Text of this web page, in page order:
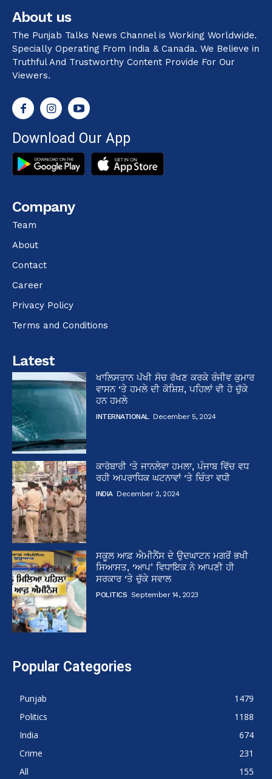
About us
The Punjab Talks News Channel is Working Worldwide.
Specially Operating From India & Canada. We Believe in
Truthful And Trustworthy Content Provide For Our
Viewers.
Download Our App
Company
Team
About
Contact
Career
Privacy Policy
Terms and Conditions
Latest
ਖਾਲਿਸਤਾਨ ਪੱਖੀ ਸੋਚ ਰੱਖਣ ਕਰਕੇ ਰੰਜੀਵ ਕੁਮਾਰ
ਵਾਸਨ ‘ਤੇ ਹਮਲੇ ਦੀ ਕੋਸ਼ਿਸ਼, ਪਹਿਲਾਂ ਵੀ ਹੋ ਚੁੱਕੇ
ਹਨ ਹਮਲੇ
INTERNATIONAL December 5, 2024
ਕਾਰੋਬਾਰੀ ‘ਤੇ ਜਾਨਲੇਵਾ ਹਮਲਾ, ਪੰਜਾਬ ਵਿੱਚ ਵਧ
ਰਹੀ ਅਪਰਾਧਿਕ ਘਟਨਾਵਾਂ ‘ਤੇ ਚਿੰਤਾ ਵਧੀ
INDIA December 2, 2024
ਸਕੂਲ ਆਫ਼ ਐਮੀਨੈਂਸ ਦੇ ਉਦਘਾਟਨ ਮਗਰੋਂ ਭਖੀ
ਸਿਆਸਤ, ‘ਆਪ’ ਵਿਧਾਇਕ ਨੇ ਆਪਣੀ ਹੀ
ਸਰਕਾਰ ‘ਤੇ ਚੁੱਕੇ ਸਵਾਲ
POLITICS September 14, 2023
Popular Categories
Punjab
1479
Politics
1188
India
674
Crime
231
All
155